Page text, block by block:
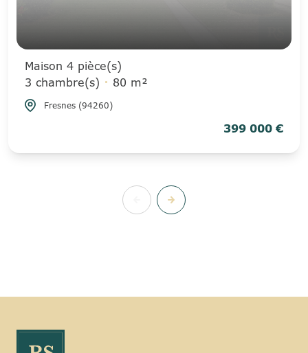
Maison 4 pièce(s)
3 chambre(s)
80 m²
Fresnes (94260)
399 000 €